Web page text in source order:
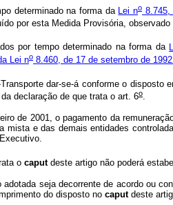
determinado na forma da Lei no8.745,
por esta Medida Provisória,
tempo determinado na forma da
Lei no 8.460, de 17 de setembro de
dar-se-á conforme o disposto
declaração de que trata o art. 6o.
de 2001, o pagamento da
mista e das demais entidades
o caputdeste artigo não poderá
seja decorrente de acordo ou
do disposto no caputdeste